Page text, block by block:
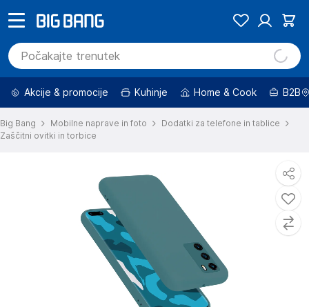
Akcije & promocije Kuhinje Home & Cook B2B
Big Bang Mobilne naprave in foto
Dodatki za telefone in tablice
Zaščitni ovitki in torbice